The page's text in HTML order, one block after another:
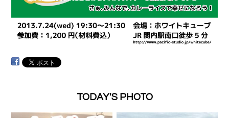
TODAY'S PHOTO